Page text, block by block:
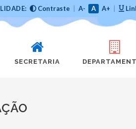
Contraste A- A A+
SECRETARIA